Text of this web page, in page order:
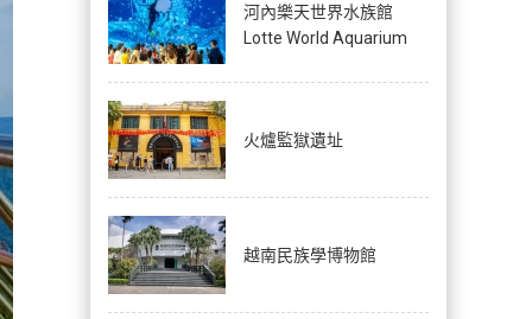
河內樂天世界水族館
Lotte World Aquarium
火爐監獄遺址
越南民族學博物館